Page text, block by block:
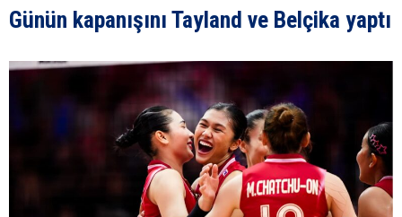
Günün kapanışını Tayland ve Belçika yaptı